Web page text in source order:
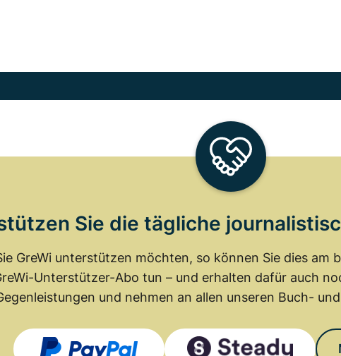
Sie die tägliche
GreWi unterstützen möchten, so können Sie dies am
Unterstützer-Abo tun – und erhalten dafür auch
und nehmen an allen unseren Buch-